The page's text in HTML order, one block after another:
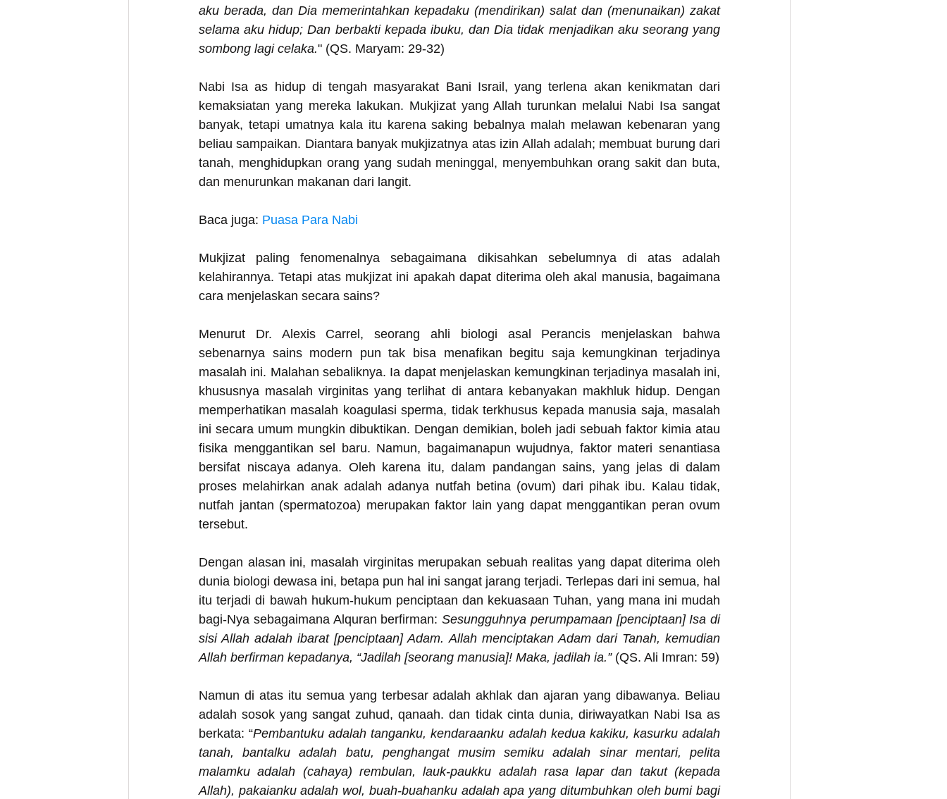
aku berada, dan Dia memerintahkan kepadaku (mendirikan) salat dan (menunaikan) zakat
selama aku hidup; Dan berbakti kepada ibuku, dan Dia tidak menjadikan aku seorang yang
sombong lagi celaka." (QS. Maryam: 29-32)
Nabi Isa as hidup di tengah masyarakat Bani Israil, yang terlena akan kenikmatan dari
kemaksiatan yang mereka lakukan. Mukjizat yang Allah turunkan melalui Nabi Isa sangat
banyak, tetapi umatnya kala itu karena saking bebalnya malah melawan kebenaran yang
beliau sampaikan. Diantara banyak mukjizatnya atas izin Allah adalah; membuat burung dari
tanah, menghidupkan orang yang sudah meninggal, menyembuhkan orang sakit dan buta,
dan menurunkan makanan dari langit.
Baca juga: Puasa Para Nabi
Mukjizat paling fenomenalnya sebagaimana dikisahkan sebelumnya di atas adalah
kelahirannya. Tetapi atas mukjizat ini apakah dapat diterima oleh akal manusia, bagaimana
cara menjelaskan secara sains?
Menurut Dr. Alexis Carrel, seorang ahli biologi asal Perancis menjelaskan bahwa
sebenarnya sains modern pun tak bisa menafikan begitu saja kemungkinan terjadinya
masalah ini. Malahan sebaliknya. Ia dapat menjelaskan kemungkinan terjadinya masalah ini,
khususnya masalah virginitas yang terlihat di antara kebanyakan makhluk hidup. Dengan
memperhatikan masalah koagulasi sperma, tidak terkhusus kepada manusia saja, masalah
ini secara umum mungkin dibuktikan. Dengan demikian, boleh jadi sebuah faktor kimia atau
fisika menggantikan sel baru. Namun, bagaimanapun wujudnya, faktor materi senantiasa
bersifat niscaya adanya. Oleh karena itu, dalam pandangan sains, yang jelas di dalam
proses melahirkan anak adalah adanya nutfah betina (ovum) dari pihak ibu. Kalau tidak,
nutfah jantan (spermatozoa) merupakan faktor lain yang dapat menggantikan peran ovum
tersebut.
Dengan alasan ini, masalah virginitas merupakan sebuah realitas yang dapat diterima oleh
dunia biologi dewasa ini, betapa pun hal ini sangat jarang terjadi. Terlepas dari ini semua, hal
itu terjadi di bawah hukum-hukum penciptaan dan kekuasaan Tuhan, yang mana ini mudah
bagi-Nya sebagaimana Alquran berfirman: Sesungguhnya perumpamaan [penciptaan] Isa di
sisi Allah adalah ibarat [penciptaan] Adam. Allah menciptakan Adam dari Tanah, kemudian
Allah berfirman kepadanya, “Jadilah [seorang manusia]! Maka, jadilah ia.” (QS. Ali Imran: 59)
Namun di atas itu semua yang terbesar adalah akhlak dan ajaran yang dibawanya. Beliau
adalah sosok yang sangat zuhud, qanaah. dan tidak cinta dunia, diriwayatkan Nabi Isa as
berkata: “Pembantuku adalah tanganku, kendaraanku adalah kedua kakiku, kasurku adalah
tanah, bantalku adalah batu, penghangat musim semiku adalah sinar mentari, pelita
malamku adalah (cahaya) rembulan, lauk-paukku adalah rasa lapar dan takut (kepada
Allah), pakaianku adalah wol, buah-buahanku adalah apa yang ditumbuhkan oleh bumi bagi